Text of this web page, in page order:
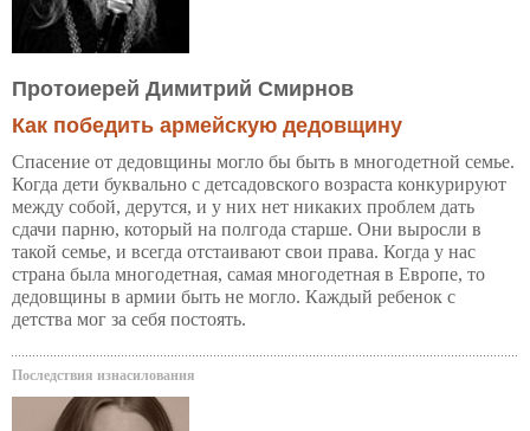
Протоиерей Димитрий Смирнов
Как победить армейскую дедовщину
Спасение от дедовщины могло бы быть в многодетной семье.
Когда дети буквально с детсадовского возраста конкурируют
между собой, дерутся, и у них нет никаких проблем дать
сдачи парню, который на полгода старше. Они выросли в
такой семье, и всегда отстаивают свои права. Когда у нас
страна была многодетная, самая многодетная в Европе, то
дедовщины в армии быть не могло. Каждый ребенок с
детства мог за себя постоять.
Последствия изнасилования